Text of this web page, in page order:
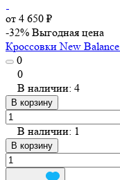
от 4 650 ₽
-32% Выгодная цена
Кроссовки New
0
0
В наличии: 4
В корзину
В наличии: 1
В корзину